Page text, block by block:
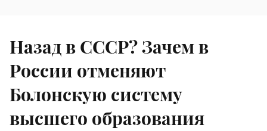
Назад в СССР? Зачем в
России отменяют
Болонскую систему
высшего образования